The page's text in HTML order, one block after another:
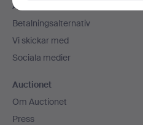
Alla auktionshus
Betalningsalternativ
Vi skickar med
Sociala medier
Auctionet
Om Auctionet
Press